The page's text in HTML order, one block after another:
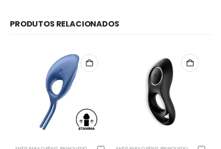
PRODUTOS RELACIONADOS
Redes Sociais
Métodos de Pagamento